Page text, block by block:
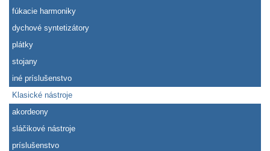
fúkacie harmoniky
dychové syntetizátory
plátky
stojany
iné príslušenstvo
Klasické nástroje
akordeony
sláčikové nástroje
príslušenstvo